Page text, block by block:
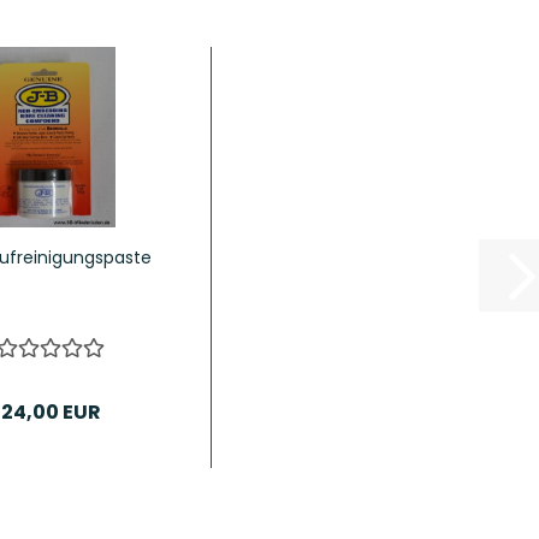
24,00 EUR